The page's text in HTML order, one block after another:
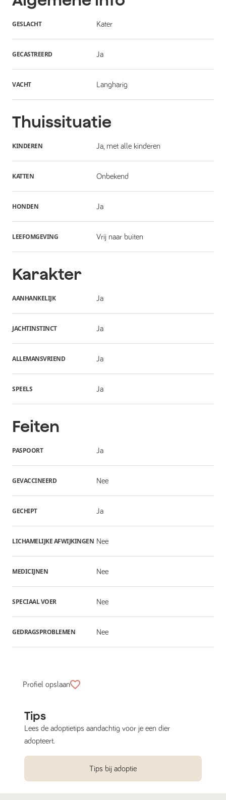
GESLACHT Kater
GECASTREERD Ja
VACHT Langharig
Thuissituatie
KINDEREN Ja, met alle kinderen
KATTEN Onbekend
HONDEN Ja
LEEFOMGEVING Vrij naar buiten
Karakter
AANHANKELIJK Ja
JACHTINSTINCT Ja
ALLEMANSVRIEND Ja
SPEELS Ja
Feiten
PASPOORT Ja
GEVACCINEERD Nee
GECHIPT Ja
LICHAMELIJKE AFWIJKINGEN Nee
MEDICIJNEN Nee
SPECIAAL VOER Nee
GEDRAGSPROBLEMEN Nee
Profiel opslaan
Tips
Lees de adoptietips aandachtig voor je een dier
adopteert.
Tips bij adoptie